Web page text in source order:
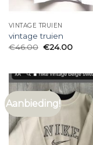
VINTAGE TRUIEN
vintage truien
€46.00 €24.00
Aanbieding!